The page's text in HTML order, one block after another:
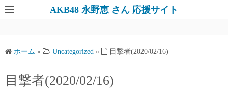
AKB48 永野恵 さん 応援サイト
ホーム » Uncategorized » 目撃者(2020/02/16)
目撃者(2020/02/16)